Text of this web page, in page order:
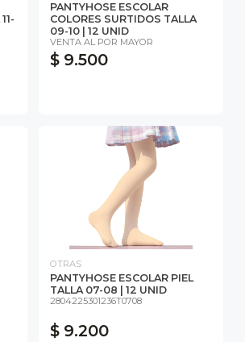
PANTYHOSE ESCOLAR
COLORES SURTIDOS TALLA
09-10 | 12 UNID
VENTA AL POR MAYOR
$ 9.500
OTRAS
PANTYHOSE ESCOLAR PIEL
TALLA 07-08 | 12 UNID
2804225301236T0708
$ 9.200